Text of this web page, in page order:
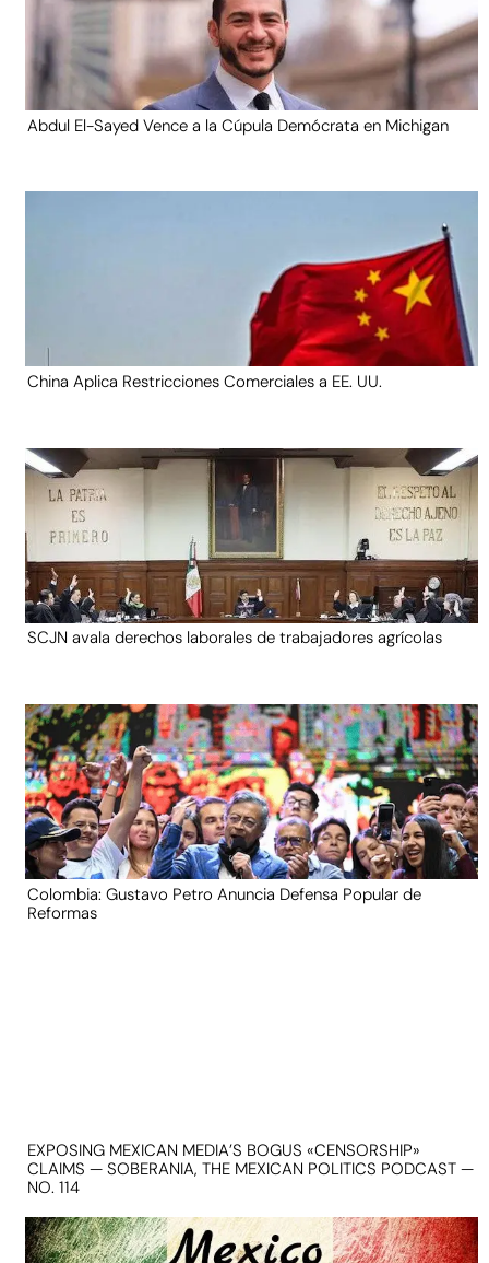
Abdul El-Sayed Vence a la Cúpula Demócrata en Michigan
China Aplica Restricciones Comerciales a EE. UU.
SCJN avala derechos laborales de trabajadores agrícolas
Colombia: Gustavo Petro Anuncia Defensa Popular de
Reformas
EXPOSING MEXICAN MEDIA’S BOGUS «CENSORSHIP»
CLAIMS — SOBERANIA, THE MEXICAN POLITICS PODCAST —
NO. 114